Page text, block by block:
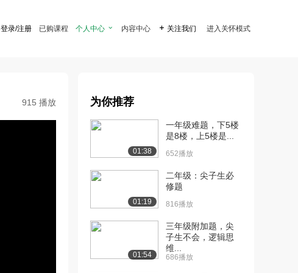
登录/注册 已购课程 个人中心  内容中心  关注我们 进入关怀模式
915 播放 为你推荐
01:38
一年级难题，下5楼
是8楼，上5楼是...
652播放
01:19
二年级：尖子生必
修题
816播放
01:54
三年级附加题，尖
子生不会，逻辑思
维...
686播放